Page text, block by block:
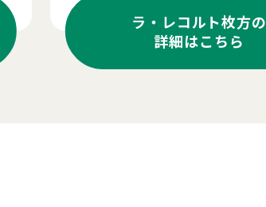
ラ・レコルト枚方の
詳細はこちら